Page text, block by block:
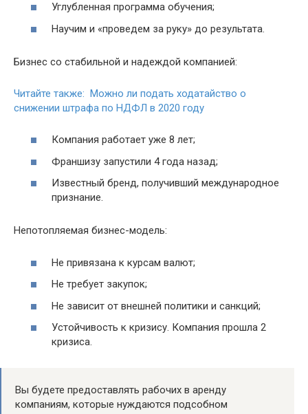
Углубленная программа обучения;
Научим и «проведем за руку» до результата.
Бизнес со стабильной и надеждой компанией:
Читайте также: Можно ли подать ходатайство о
снижении штрафа по НДФЛ в 2020 году
Компания работает уже 8 лет;
Франшизу запустили 4 года назад;
Известный бренд, получивший международное
признание.
Непотопляемая бизнес-модель:
Не привязана к курсам валют;
Не требует закупок;
Не зависит от внешней политики и санкций;
Устойчивость к кризису. Компания прошла 2
кризиса.
Вы будете предоставлять рабочих в аренду
компаниям, которые нуждаются подсобном